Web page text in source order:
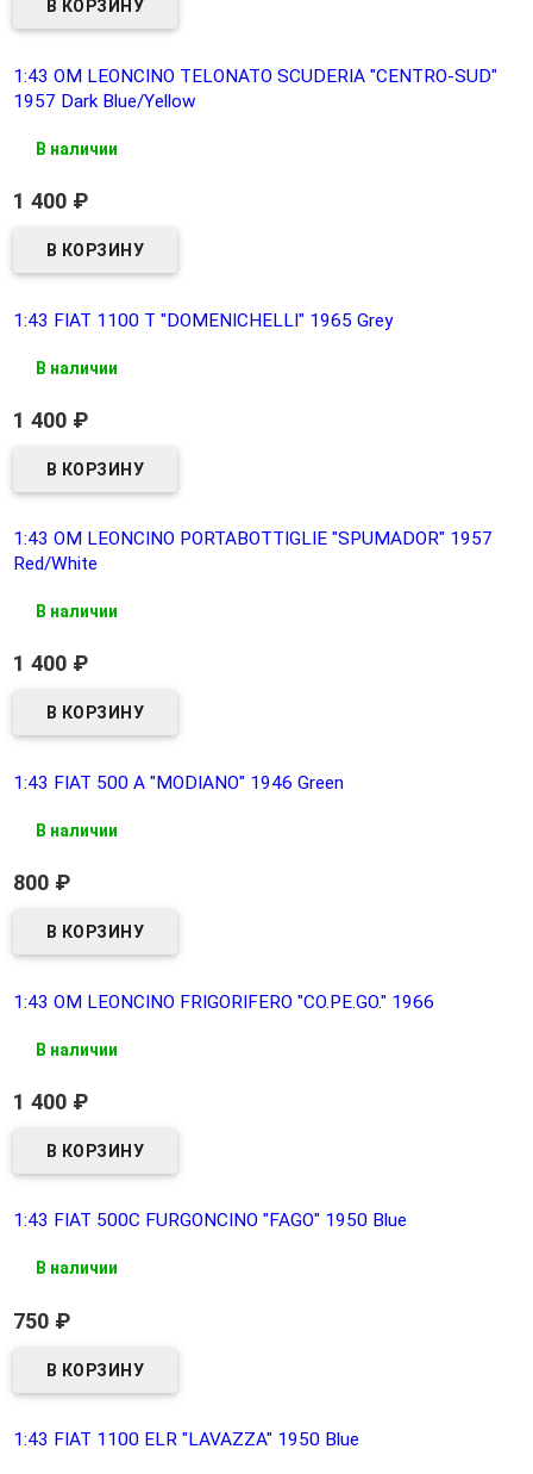
1:43 OM LEONCINO TELONATO SCUDERIA "CENTRO-SUD"
1957 Dark Blue/Yellow
В наличии
1 400 ₽
1:43 FIAT 1100 T "DOMENICHELLI" 1965 Grey
В наличии
1 400 ₽
1:43 OM LEONCINO PORTABOTTIGLIE "SPUMADOR" 1957
Red/White
В наличии
1 400 ₽
1:43 FIAT 500 A "MODIANO" 1946 Green
В наличии
800 ₽
1:43 OM LEONCINO FRIGORIFERO "CO.PE.GO." 1966
В наличии
1 400 ₽
1:43 FIAT 500C FURGONCINO "FAGO" 1950 Blue
В наличии
750 ₽
1:43 FIAT 1100 ELR "LAVAZZA" 1950 Blue